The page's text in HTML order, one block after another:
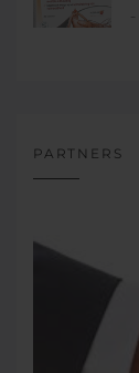
PARTNERS